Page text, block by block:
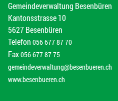
Gemeindeverwaltung Besenbüren
Kantonsstrasse 10
5627 Besenbüren
Telefon 056 677 87 70
Fax056 677 87 75
gemeindeverwaltung@besenbueren.ch
www.besenbueren.ch